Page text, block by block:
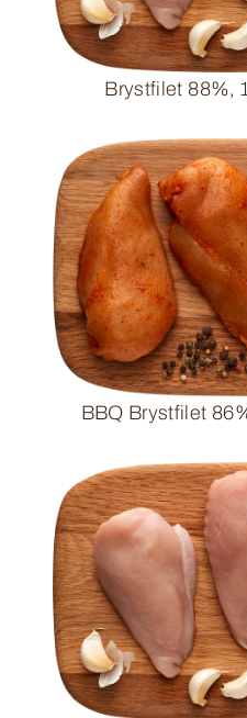
Brystfilet 88%,
BBQ Brystfilet